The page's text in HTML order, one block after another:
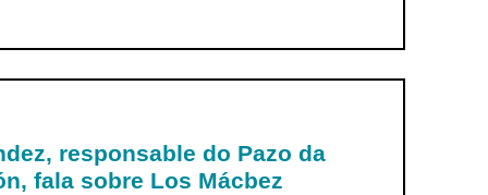
del Pazo da Cultura
responsable do Pazo da
fala sobre Los Mácbez